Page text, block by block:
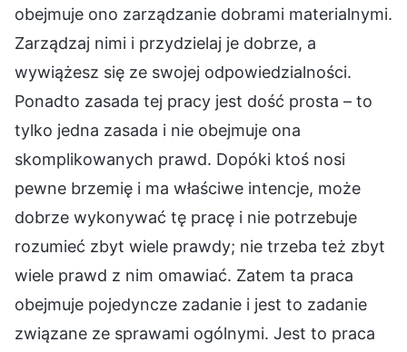
obejmuje ono zarządzanie dobrami materialnymi.
Zarządzaj nimi i przydzielaj je dobrze, a
wywiążesz się ze swojej odpowiedzialności.
Ponadto zasada tej pracy jest dość prosta – to
tylko jedna zasada i nie obejmuje ona
skomplikowanych prawd. Dopóki ktoś nosi
pewne brzemię i ma właściwe intencje, może
dobrze wykonywać tę pracę i nie potrzebuje
rozumieć zbyt wiele prawdy; nie trzeba też zbyt
wiele prawd z nim omawiać. Zatem ta praca
obejmuje pojedyncze zadanie i jest to zadanie
związane ze sprawami ogólnymi. Jest to praca